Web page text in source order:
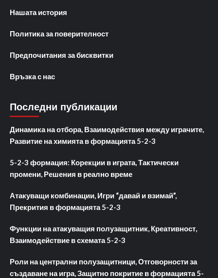
Нашата история
Политика за поверителност
Предпочитания за бисквитки
Връзка с нас
Последни публикации
Динамика на отбора, Взаимодействия между играчите,
Развитие на химията в формацията 5-2-3
5-2-3 формация: Корекции в играта, Тактически
промени, Решения в реално време
Атакуващи комбинации, Игри “давай и взимай”,
Прекрития в формацията 5-2-3
Функции на атакуващия полузащитник, Креативност,
Взаимодействие в схемата 5-2-3
Роли на централни полузащитници, Отговорности за
създаване на игра, Защитно покритие в формацията 5-